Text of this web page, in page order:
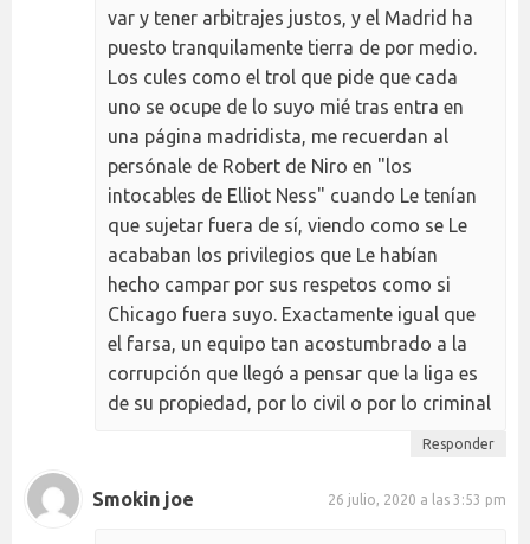
var y tener arbitrajes justos, y el Madrid ha
puesto tranquilamente tierra de por medio.
Los cules como el trol que pide que cada
uno se ocupe de lo suyo mié tras entra en
una página madridista, me recuerdan al
persónale de Robert de Niro en "los
intocables de Elliot Ness" cuando Le tenían
que sujetar fuera de sí, viendo como se Le
acababan los privilegios que Le habían
hecho campar por sus respetos como si
Chicago fuera suyo. Exactamente igual que
el farsa, un equipo tan acostumbrado a la
corrupción que llegó a pensar que la liga es
de su propiedad, por lo civil o por lo criminal
Responder
Smokin joe 26 julio, 2020 a las 3:53 pm